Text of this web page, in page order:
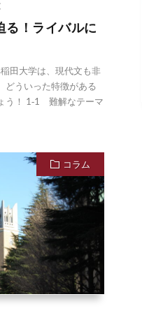
る！ライバルに
田大学は、現代文も非
どういった特徴がある
う！ 1‐1 難解なテーマ
コラム